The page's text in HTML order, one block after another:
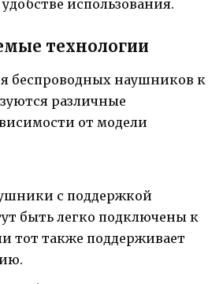
использования.
технологии
беспроводных наушников к
различные
от модели
с поддержкой
быть легко подключены к
тот также поддерживает